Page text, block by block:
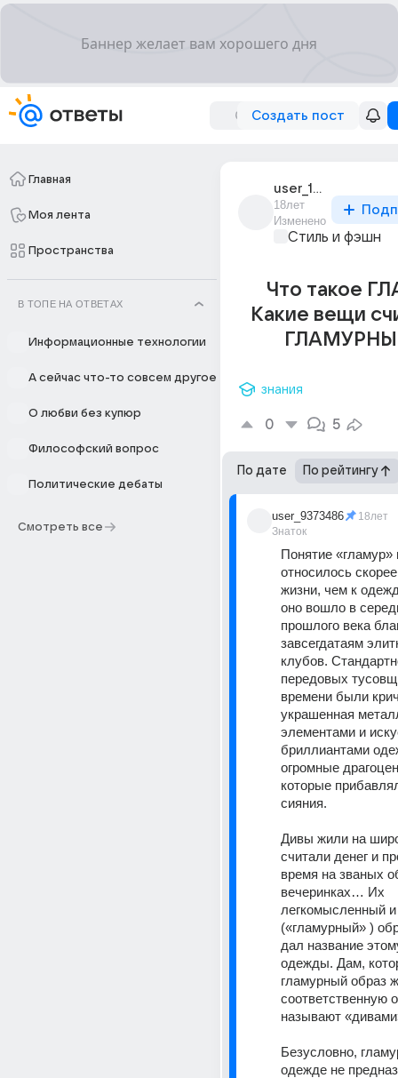
Создать пост
Главная
Моя лента
Пространства
В ТОПЕ НА ОТВЕТАХ
Информационные технологии
А сейчас что-то совсем другое
О любви без купюр
Философский вопрос
Политические дебаты
Смотреть все
user_10766649
18лет
Изменено
Стиль и фэшн
Что такое
Какие вещи
знания
0 5
По дате По рейтингу
user_9373486
Знаток
18лет
Понятие «гламур»
относилось
жизни, чем к
оно вошло в
прошлого века
завсегдатаям
клубов.
передовых
времени были
украшенная
элементами и
бриллиантами
огромные
которые
сияния.
Дивы жили на
считали денег и
время на званых
вечеринках… Их
легкомысленный
(«гламурный» )
дал название
одежды. Дам,
гламурный образ
соответственную
называют
Безусловно,
одежде не